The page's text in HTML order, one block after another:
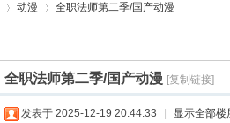
动漫
›
全职法师第二季/国产动漫
全职法师第二季/国产动漫 [复制链接]
发表于 2025-12-19 20:44:33 显示全部楼